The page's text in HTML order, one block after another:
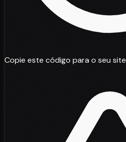
Copie este código para o seu site